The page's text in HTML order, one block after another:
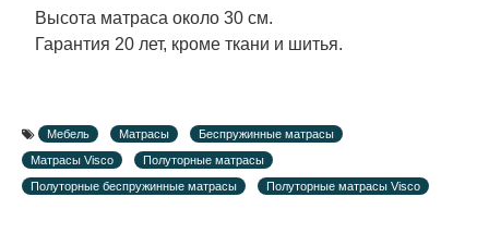
Высота матраса около 30 см.
Гарантия 20 лет, кроме ткани и шитья.
Мебель Матрасы
Беспружинные матрасы
Матрасы Visco
Полуторные матрасы
Полуторные беспружинные матрасы
Полуторные матрасы Visco